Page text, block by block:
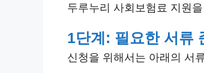
두루누리 사회보험료 지원
1단계: 필요한 서류
신청을 위해서는 아래의 서